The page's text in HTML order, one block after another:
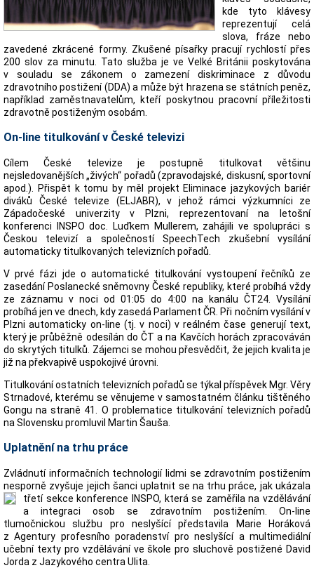
kde tyto klávesy
reprezentují celá
slova, fráze nebo
zavedené zkrácené formy. Zkušené písařky pracují rychlostí přes
200 slov za minutu. Tato služba je ve Velké Británii poskytována
v souladu se zákonem o zamezení diskriminace z důvodu
zdravotního postižení (DDA) a může být hrazena se státních peněz,
například zaměstnavatelům, kteří poskytnou pracovní příležitosti
zdravotně postiženým osobám.
On-line titulkování v České televizi
Cílem České televize je postupně titulkovat většinu
nejsledovanějších „živých“ pořadů (zpravodajské, diskusní, sportovní
apod.). Přispět k tomu by měl projekt Eliminace jazykových bariér
diváků České televize (ELJABR), v jehož rámci výzkumníci ze
Západočeské univerzity v Plzni, reprezentovaní na letošní
konferenci INSPO doc. Luďkem Mullerem, zahájili ve spolupráci s
Českou televizí a společností SpeechTech zkušební vysílání
automaticky titulkovaných televizních pořadů.
V prvé fázi jde o automatické titulkování vystoupení řečníků ze
zasedání Poslanecké sněmovny České republiky, které probíhá vždy
ze záznamu v noci od 01:05 do 4:00 na kanálu ČT24. Vysílání
probíhá jen ve dnech, kdy zasedá Parlament ČR. Při nočním vysílání v
Plzni automaticky on-line (tj. v noci) v reálném čase generují text,
který je průběžně odesílán do ČT a na Kavčích horách zpracováván
do skrytých titulků. Zájemci se mohou přesvědčit, že jejich kvalita je
již na překvapivě uspokojivé úrovni.
Titulkování ostatních televizních pořadů se týkal příspěvek Mgr. Věry
Strnadové, kterému se věnujeme v samostatném článku tištěného
Gongu na straně 41. O problematice titulkování televizních pořadů
na Slovensku promluvil Martin Šauša.
Uplatnění na trhu práce
Zvládnutí informačních technologií lidmi se zdravotním postižením
nesporně zvyšuje jejich šanci uplatnit se na trhu práce, jak ukázala
třetí sekcekonference INSPO, která se zaměřila na vzdělávání
a integraci osob se zdravotním postižením. On-line
tlumočnickou službu pro neslyšící představila Marie Horáková
z Agentury profesního poradenství pro neslyšící a multimediální
učební texty pro vzdělávání ve škole pro sluchově postižené David
Jorda z Jazykového centra Ulita.